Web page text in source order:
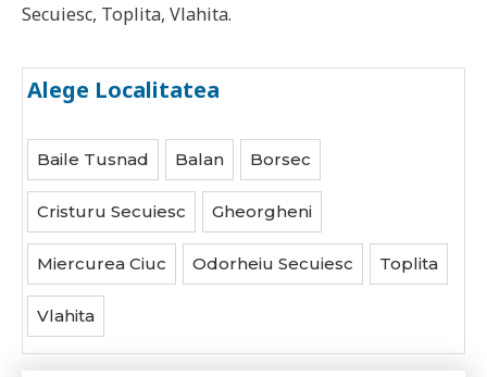
Secuiesc, Toplita, Vlahita.
Alege Localitatea
Baile Tusnad Balan Borsec
Cristuru Secuiesc Gheorgheni
Miercurea Ciuc Odorheiu Secuiesc Toplita
Vlahita